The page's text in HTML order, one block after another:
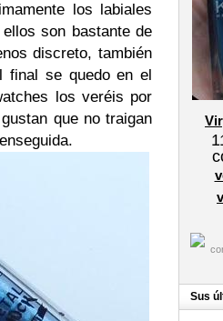
los labiales
son bastante de
discreto, también
final se quedo en el
los veréis por
que no traigan
Sus